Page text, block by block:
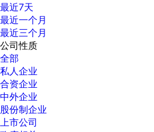
最近7天
最近一个月
最近三个月
公司性质
全部
私人企业
合资企业
中外企业
股份制企业
上市公司